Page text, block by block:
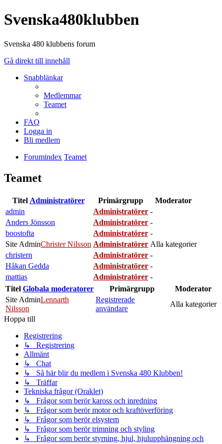
Svenska480klubben
Svenska 480 klubbens forum
Gå direkt till innehåll
Snabblänkar
Medlemmar
Teamet
FAQ
Logga in
Bli medlem
Forumindex Teamet
Teamet
Titel Administratörer Primärgrupp
Moderator
admin
Administratörer -
Anders Jönsson
Administratörer -
boostofta
Administratörer -
Site AdminChrister Nilsson Administratörer Alla kategorier
christern
Administratörer -
Håkan Gedda
Administratörer -
mattias
Administratörer -
Titel Globala moderatorer Primärgrupp
Moderator
Site AdminLennarth
Nilsson
Registrerade
användare
Alla kategorier
Hoppa till
Registrering
↳ Registrering
Allmänt
↳ Chat
↳ Så här blir du medlem i Svenska 480 Klubben!
↳ Träffar
Tekniska frågor (Oraklet)
↳ Frågor som berör kaross och inredning
↳ Frågor som berör motor och kraftöverföring
↳ Frågor som berör elsystem
↳ Frågor som berör trimning och styling
↳ Frågor som berör styrning, hjul, hjulupphängning och